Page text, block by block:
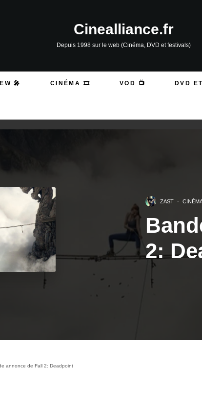
Cinealliance.fr
Depuis 1998 sur le web (Cinéma, DVD et festivals)
🎤 CINÉMA 🎞️ VOD 📺 DVD
ZAST ·
2:
annonce de Fall 2: Deadpoint